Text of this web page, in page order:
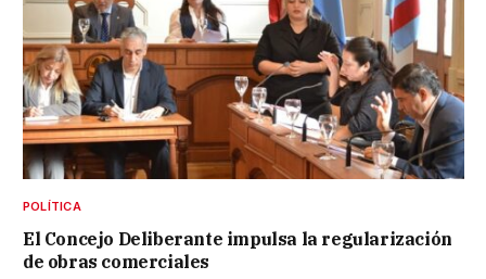
POLÍTICA
El Concejo Deliberante impulsa la regularización
de obras comerciales